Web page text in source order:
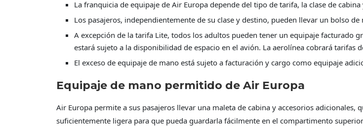
La franquicia de equipaje de Air Europa depende del tipo de tarifa, la clase de cabina
Los pasajeros, independientemente de su clase y destino, pueden llevar un bolso
A excepción de la tarifa Lite, todos los adultos pueden tener un equipaje facturado
estará sujeto a la disponibilidad de espacio en el avión. La aerolínea cobrará tarifas
El exceso de equipaje de mano está sujeto a facturación y cargo como equipaje
Equipaje de mano permitido de Air Europa
Air Europa permite a sus pasajeros llevar una maleta de cabina y accesorios
suficientemente ligera para que pueda guardarla fácilmente en el compartimento